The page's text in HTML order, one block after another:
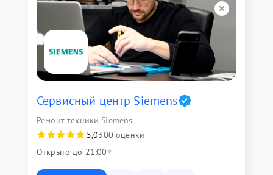
Сервисный центр Siemens
Ремонт техники Siemens
5,0300 оценки
Открыто до 21:00